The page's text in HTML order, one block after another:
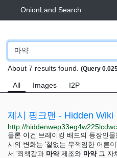
OnionLand Search
About 7 results found. (Query
All Images I2P
제시 핑크맨 - Hidden Wiki
물론 이건 브레이킹 배드의 등장인
시의 변화는 '철없는 무책임한 어른
서 '죄책감과 마약제조와 마약그 자